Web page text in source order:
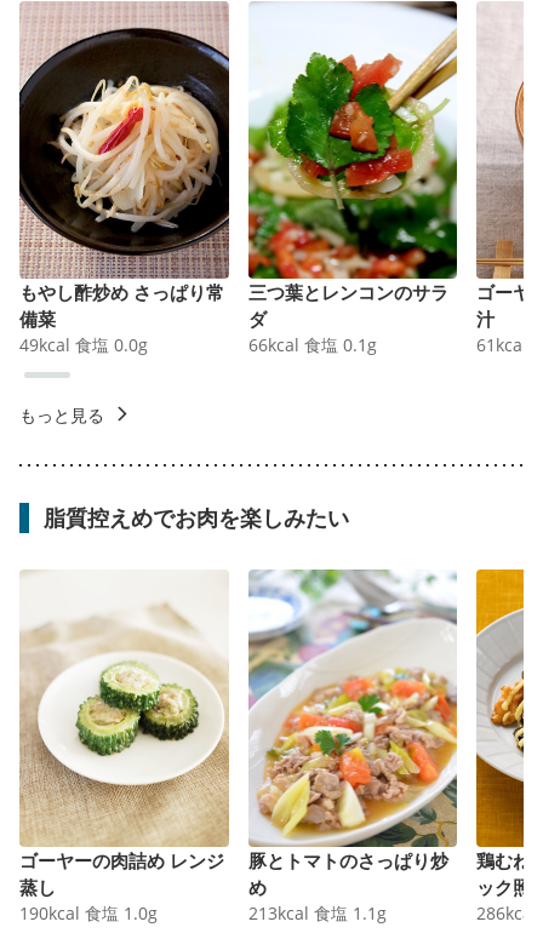
もやし酢炒め さっぱり常
備菜
49kcal 食塩 0.0g
三つ葉とレンコンのサラ
ダ
66kcal 食塩 0.1 g
ゴーヤ
汁
61 kcal
もっと見る
脂質控えめでお肉を楽しみたい
ゴーヤーの肉詰め レンジ
蒸し
190kcal 食塩 1.0g
豚とトマトのさっぱり炒
め
213kcal 食塩 1.1 g
鶏むね
ック照
286kcal